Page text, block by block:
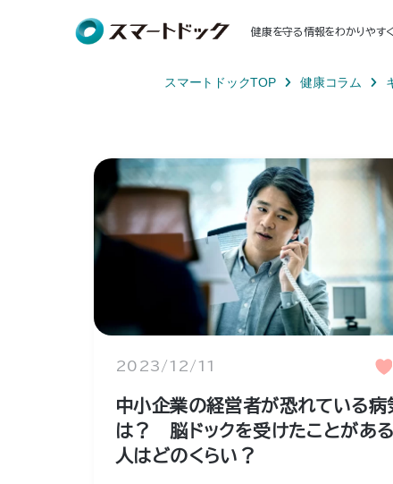
健康を守る情報をわかりやすく
スマートドックTOP
健康コラム
2023/12/11
中小企業の経営者が恐れている病
は？ 脳ドックを受けたことがある
人はどのくらい？